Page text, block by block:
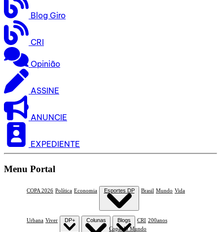
Blog Giro
CRI
Opinião
ASSINE
ANUNCIE
EXPEDIENTE
Menu Portal
COPA 2026 Política Economia Esportes DP
Copa do Mundo
Brasil Mundo Vida
Urbana Viver DP+ Colunas Blogs CRI 200anos